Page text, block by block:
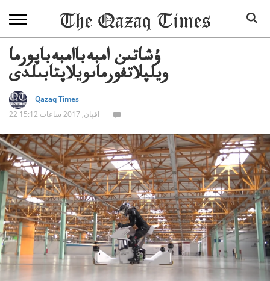
ۇشاتىن امبەباامبەباپورما
ويلپلاتفورماىويلاپتابىلدى
Qazaq Times
22 اقپان, 2017 ساعات 15:12